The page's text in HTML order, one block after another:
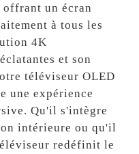
un écran
à tous les
4K
et son
téléviseur OLED
une expérience
Qu'il s'intègre
intérieure ou qu'il
redéfinit le